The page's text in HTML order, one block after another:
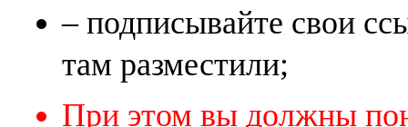
– подписывайте свои
там разместили;
При этом вы должны